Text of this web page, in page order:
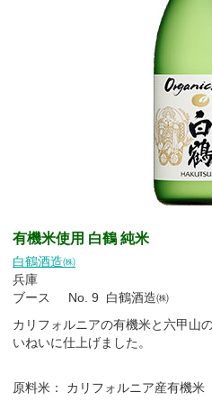
有機米使用 白鶴 純米
白鶴酒造㈱
兵庫
ブース No. 9 白鶴酒造㈱
カリフォルニアの有機米と六甲山
いねいに仕上げました。
原料米： カリフォルニア産有機米